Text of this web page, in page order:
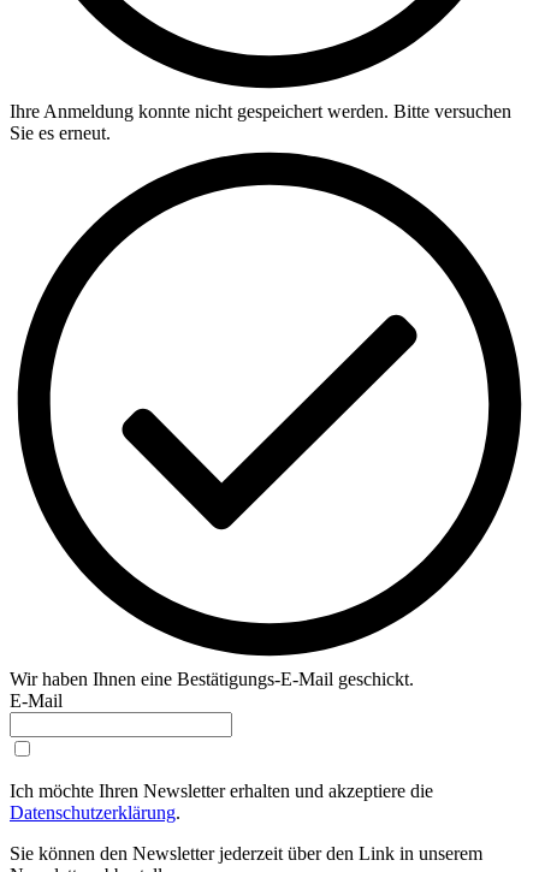
Ihre Anmeldung konnte nicht gespeichert werden. Bitte versuchen
Sie es erneut.
Wir haben Ihnen eine Bestätigungs-E-Mail geschickt.
E-Mail
Ich möchte Ihren Newsletter erhalten und akzeptiere die
Datenschutzerklärung.
Sie können den Newsletter jederzeit über den Link in unserem